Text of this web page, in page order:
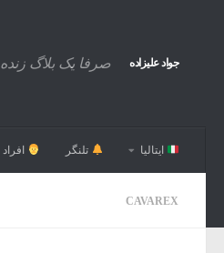
جواد علیزاده صرفا یک بلاگ زنده
ایتالیا تلنگر افراد
CAVAREX